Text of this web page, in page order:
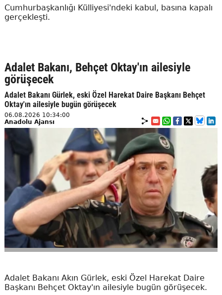
Cumhurbaşkanlığı Külliyesi'ndeki kabul, basına kapalı
gerçekleşti.
Adalet Bakanı, Behçet Oktay'ın ailesiyle
görüşecek
Adalet Bakanı Gürlek, eski Özel Harekat Daire Başkanı Behçet
Oktay'ın ailesiyle bugün görüşecek
06.08.2026 10:34:00
Anadolu Ajansı
Adalet Bakanı Akın Gürlek, eski Özel Harekat Daire
Başkanı Behçet Oktay'ın ailesiyle bugün görüşecek.